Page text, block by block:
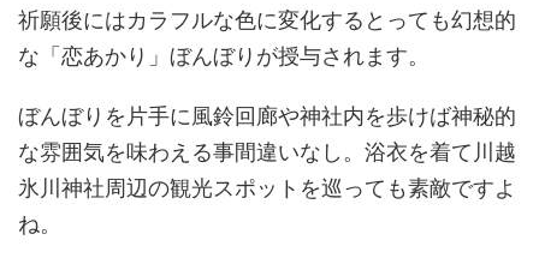
祈願後にはカラフルな色に変化するとっても幻想的
な「恋あかり」ぼんぼりが授与されます。
ぼんぼりを片手に風鈴回廊や神社内を歩けば神秘的
な雰囲気を味わえる事間違いなし。浴衣を着て川越
氷川神社周辺の観光スポットを巡っても素敵ですよ
ね。